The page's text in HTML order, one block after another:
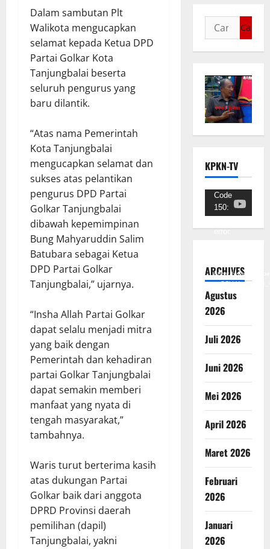
Dalam sambutan Plt
Walikota mengucapkan
selamat kepada Ketua DPD
Partai Golkar Kota
Tanjungbalai beserta
seluruh pengurus yang
baru dilantik.
“Atas nama Pemerintah
Kota Tanjungbalai
mengucapkan selamat dan
sukses atas pelantikan
pengurus DPD Partai
Golkar Tanjungbalai
dibawah kepemimpinan
Bung Mahyaruddin Salim
Batubara sebagai Ketua
DPD Partai Golkar
Tanjungbalai,” ujarnya.
“Insha Allah Partai Golkar
dapat selalu menjadi mitra
yang baik dengan
Pemerintah dan kehadiran
partai Golkar Tanjungbalai
dapat semakin memberi
manfaat yang nyata di
tengah masyarakat,”
tambahnya.
Waris turut berterima kasih
atas dukungan Partai
Golkar baik dari anggota
DPRD Provinsi daerah
pemilihan (dapil)
Tanjungbalai, yakni
KPKN-TV
Pemutar
Video
Code
150:
error.
https://
ARCHIVES
Agustus
2026
Juli 2026
Juni 2026
Mei 2026
April 2026
Maret 2026
Februari
2026
Januari
2026